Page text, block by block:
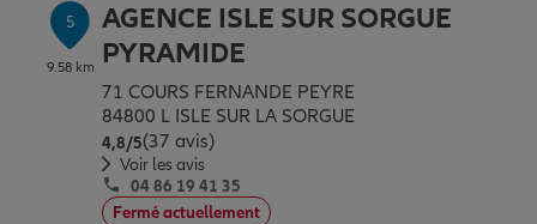
5
9.58 km
AGENCE ISLE SUR SORGUE
PYRAMIDE
71 COURS FERNANDE PEYRE
84800 L ISLE SUR LA SORGUE
4,8/5Note de 4.8 sur 5
(37 avis)
Voir les avis
04 86 19 41 35
Fermé actuellement